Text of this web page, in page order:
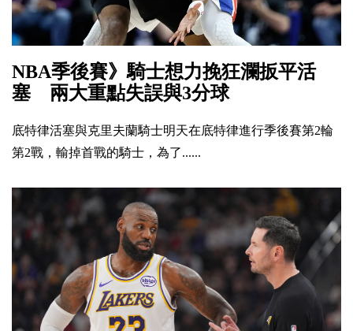
NBA季後賽》騎士想力挽狂瀾扳平活
塞 兩大重點失誤與3分球
底特律活塞與克里夫蘭騎士明天在底特律進行季後賽第2輪
第2戰，輸掉首戰的騎士，為了......